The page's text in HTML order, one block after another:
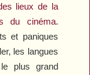
lieux de la
du cinéma.
et paniques
les langues
plus grand